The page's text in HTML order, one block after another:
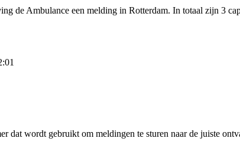
de Ambulance een melding in Rotterdam. In totaal zijn 3
dat wordt gebruikt om meldingen te sturen naar de juiste